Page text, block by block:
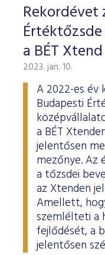
Rekordévet
a BÉT Xtend
2023. jan. 10.
A 2022-es év
Budapesti
a BÉT
jelentősen
mezőnye. Az
a tőzsdei
az Xtenden
Amellett,
szemlélteti a
fejlődését, a
jelentősen